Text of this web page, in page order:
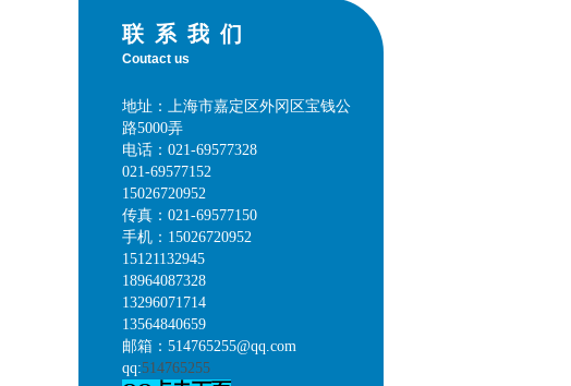
联系我们
Coutact us
地址：上海市嘉定区外冈区宝钱公
路5000弄
电话：021-69577328
021-69577152
15026720952
传真：021-69577150
手机：15026720952
15121132945
18964087328
13296071714
13564840659
邮箱：514765255@qq.com
qq:514765255